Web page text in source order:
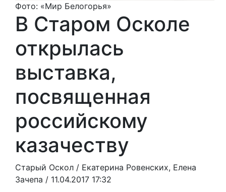
Фото: «Мир Белогорья»
В Старом Осколе
открылась
выставка,
посвященная
российскому
казачеству
Старый Оскол / Екатерина Ровенских, Елена
Зачепа / 11.04.2017 17:32